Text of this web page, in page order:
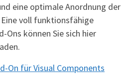
eine optimale Anordnung der
voll funktionsfähige
Ons können Sie sich hier
On für Visual Components